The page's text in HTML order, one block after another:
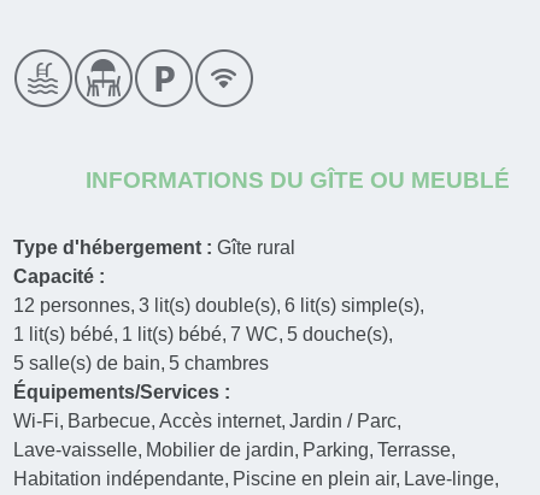
INFORMATIONS DU GÎTE OU MEUBLÉ
Type d'hébergement :Gîte rural
Capacité :
12 personnes 3 lit(s) double(s) 6 lit(s) simple(s)
1 lit(s) bébé 1 lit(s) bébé 7 WC 5 douche(s)
5 salle(s) de bain 5 chambres
Équipements/Services :
Wi-Fi Barbecue Accès internet Jardin / Parc
Lave-vaisselle Mobilier de jardin Parking Terrasse
Habitation indépendante Piscine en plein air Lave-linge